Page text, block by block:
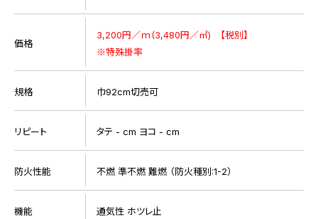
価格
3,200円／ｍ(3,480円／㎡) 【税別】
※特殊掛率
規格 巾92cm切売可
リピート タテ - cm ヨコ - cm
防火性能 不燃 準不燃 難燃 （防火種別:1-2）
機能 通気性 ホツレ止